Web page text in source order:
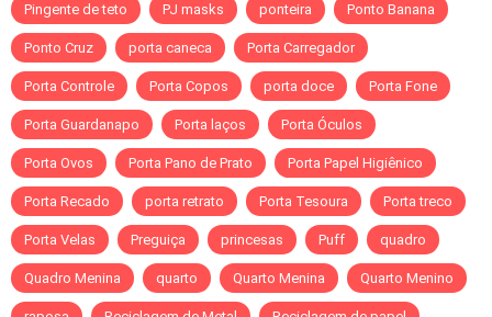
Pingente de teto PJ masks ponteira Ponto Banana
Ponto Cruz porta caneca Porta Carregador
Porta Controle Porta Copos porta doce Porta Fone
Porta Guardanapo Porta laços Porta Óculos
Porta Ovos Porta Pano de Prato Porta Papel Higiênico
Porta Recado porta retrato Porta Tesoura Porta treco
Porta Velas Preguiça princesas Puff quadro
Quadro Menina quarto Quarto Menina Quarto Menino